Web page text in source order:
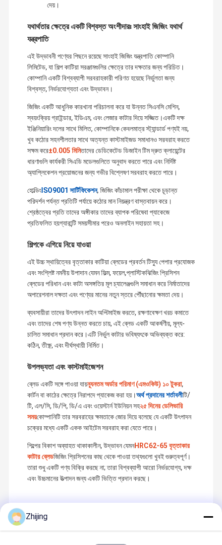
বাড়ি পণ্য ভিডিও আমাদের সম্পর্কে
সব ক্ষেত্রেই
প্যাকিং মেশিনের জন্য সাবেক ব্যাগ
ট্রে সিলিং ব্লেড
প্যাকেজিং মেশিন সিলিং চোয়াল
দেয়।
যথার্থতার ক্ষেত্রে একটি বিশ্বস্ত অংশীদারঃ সাংহাই জিজিং যথার্থ
যন্ত্রপাতি
এই উদ্ভাবনী পণ্যের পিছনে রয়েছে সাংহাই জিজিং যন্ত্রপাতি কোম্পানি
লিমিটেড, যা শিল্প কাটিয়া সরঞ্জামগুলির ক্ষেত্রে তার দক্ষতার জন্য পরিচিত।
কোম্পানি একটি বিশ্বব্যাপী সরবরাহকারী পরিণত হয়েছে নির্ভুলতা জন্য
বিশ্বস্ত, নির্ভরযোগ্যতা এবং উদ্ভাবন।
জিজিং একটি আধুনিক কারখানা পরিচালনা করে যা উন্নত সিএনসি মেশিন,
স্বয়ংক্রিয় গ্রাইন্ডার, ইডিএম, এবং লেজার কাটার দিয়ে সজ্জিত।একটি দক্ষ
ইঞ্জিনিয়ারিং দলের সাথে মিলিত, কোম্পানিকে কেবলমাত্র স্ট্যান্ডার্ড পণ্যই নয়,
খুব কঠোর সহনশীলতার সাথে অত্যন্ত কাস্টমাইজড সমাধানও সরবরাহ করতে
সক্ষম করে±0.005 মিমিতাদের ডেডিকেটেড ডিজাইন টিম দ্রুত ক্লায়েন্টের
ধারণাগুলি কার্যকরী সিএডি মডেলগুলিতে অনুবাদ করতে পারে এবং নির্দিষ্ট
অ্যাপ্লিকেশন প্রয়োজনের জন্য গভীর বিশ্লেষণ সরবরাহ করতে পারে।
হোল্ডিংISO9001 সার্টিফিকেশন, জিজিং কাঁচামাল পরীক্ষা থেকে চূড়ান্ত
পরিদর্শন পর্যন্ত প্রতিটি পর্যায়ে কঠোর মান নিয়ন্ত্রণ বাস্তবায়ন করে।
শ্রেষ্ঠত্বের প্রতি তাদের অঙ্গীকার তাদের ব্যাপক পরিষেবা প্যাকেজে
প্রতিফলিত হয়গ্যারান্টি সময়সীমার পরেও অনলাইন সহায়তা সহ।
শিল্পকে এগিয়ে নিয়ে যাওয়া
এই উচ্চ স্থায়িত্বের বৃত্তাকার কাটিয়া ব্লেডের প্রবর্তন টিস্যু পেপার প্রযোজক
এবং সংশ্লিষ্ট নমনীয় উপাদান যেমন ফিল্ম, ফয়েল,প্লাস্টিকঝিজিং প্রিসিশন
ব্লেডের পরিধান এবং কাটা অসঙ্গতির মূল চ্যালেঞ্জগুলি সমাধান করে নির্মাতাদের
অপারেশনাল দক্ষতা এবং পণ্যের মানের নতুন স্তরে পৌঁছানোর ক্ষমতা দেয়।
ব্যবসায়ীরা তাদের উৎপাদন লাইন অপ্টিমাইজ করতে, রক্ষণাবেক্ষণ খরচ কমাতে
এবং তাদের শেষ পণ্য উন্নত করতে চায়, এই ব্লেড একটি আকর্ষণীয়, মূল্য-
চালিত সমাধান প্রদান করে।এটি নির্ভুল কাটার ভবিষ্যৎকে অভিব্যক্ত করে:
কঠিন, তীক্ষ্ণ, এবং দীর্ঘস্থায়ী নির্মিত।
উপলভ্যতা এবং কাস্টমাইজেশন
ব্লেড একটি সঙ্গে পাওয়া যায়ন্যূনতম অর্ডার পরিমাণ (এমওকিউ) ১০ টুকরা,
কার্টন বা কাঠের ক্ষেত্রে নিরাপদে প্যাকেজ করা হয়।অর্থ প্রদানের শর্তাবলীটি/
টি, এল/সি, ডি/পি, ডি/এ এবং ওয়েস্টার্ন ইউনিয়ন সহ২৫ দিনের ডেলিভারি
সময়কোম্পানিটি তার সরবরাহের ক্ষমতাকে জোর দিয়ে বলেছে যে একটি উৎপাদন
চক্রের মধ্যে একটি একক আইটেম সরবরাহ করা যেতে পারে।
শিল্পের বিকাশ অব্যাহত থাকাকালীন, উদ্ভাবন যেমনHRC62-65 বৃত্তাকার
কাটার ব্লেডজিজিং প্রিসিশনের কাছ থেকে পাওয়া তথ্যগুলো খুবই গুরুত্বপূর্ণ।
তারা শুধু একটি পণ্য বিক্রি করছে না; তারা বিশ্বব্যাপী আরো নির্ভরযোগ্য, দক্ষ
এবং উচ্চমানের উত্পাদন জন্য একটি ভিত্তি প্রদান করছে।
প্রস্তাবিত পণ্য
Zhijing যথার্থ যন্ত্রপাতি (সাংহাই) কোং, লিমিটেড একটি উদ্ভাবনী উদ্যোগ পণ্য উন্নয়ন,
উত্পাদন, পরীক্ষা, বিক্রয় সঙ্গে একত্রিত হয়। আমরা প্রক্রিয়াজাতকরণ, সমাবেশ জন্য কর্মশালা
আছে,পরিদর্শনআমাদের কাছে সমাপ্তি সরঞ্জাম রয়েছে যা সিএনসি ফ্রিজিং মেশিন, সিএনসি টার্ন,
সাধারণ টার্ন, মিলার, গ্রিলার, ড্রিলিং মেশিন, ওয়্যার-ইলেক্ট্রোড কাটার মেশিন, ইডিএম।
অনুযায়ী উচ্চ মানের অ-মানক পণ্য বিভিন্ন প্রদান। চমৎকার মানের উপর ভিত্তি করে,যুক্তিসঙ্গত
মূল্য এবং নিখুঁত বিক্রয়োত্তর সেবা, আমরা গ্রাহকদের কাছ থেকে পূর্ণ আস্থা এবং উচ্চ প্রশংসা
জিতেছি। আমাদের পণ্যগুলি এখন কেবলমাত্র বাড়িতে একটি বড় বাজার দখল করে না, তবে
ইউরোপ, আমেরিকা এবং দক্ষিণ-পূর্ব এশিয়ায় সফলভাবে রফতানি করা হয়েছে, ইত্যাদি।
আমরা সারা বিশ্বের আরও বন্ধুদের সাথে সহযোগিতা করার অপেক্ষায় রয়েছি। আপনি আরো
Zhijing